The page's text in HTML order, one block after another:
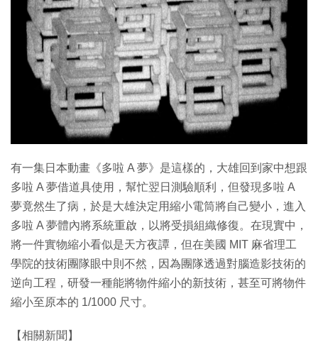
有一集日本動畫《多啦 A 夢》是這樣的，大雄回到家中想跟
多啦 A 夢借道具使用，幫忙翌日測驗順利，但發現多啦 A
夢竟然生了病，於是大雄決定用縮小電筒將自己變小，進入
多啦 A 夢體內將系統重啟，以將受損組織修復。在現實中，
將一件實物縮小看似是天方夜譚，但在美國 MIT 麻省理工
學院的技術團隊眼中則不然，因為團隊透過對腦造影技術的
逆向工程，研發一種能將物件縮小的新技術，甚至可將物件
縮小至原本的 1/1000 尺寸。
【相關新聞】